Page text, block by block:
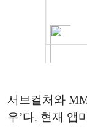
서브컬처와
우’다. 현재 앱